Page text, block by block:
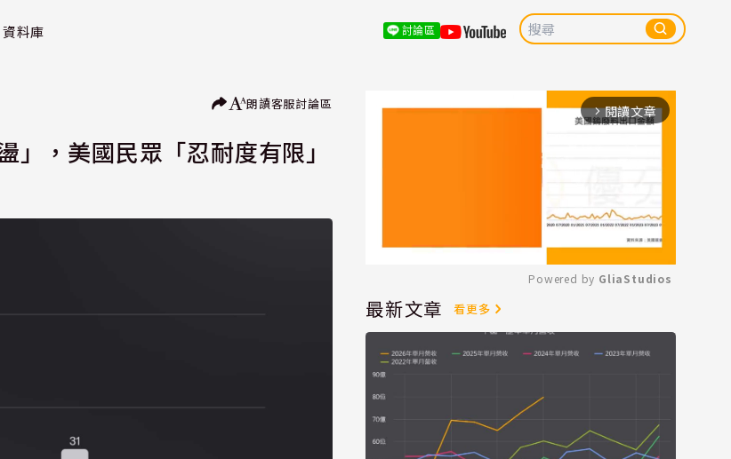
資料庫 討論區
朗讀客服討論區
」，美國民眾「忍耐度有限」
arrow_forward_ios 閱讀文章
Mute
Powered by GliaStudios
最新文章 看更多